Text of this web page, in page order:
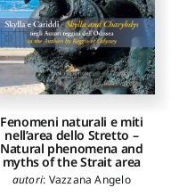
Fenomeni naturali e miti
nell’area dello Stretto –
Natural phenomena and
myths of the Strait area
autori: Vazzana Angelo